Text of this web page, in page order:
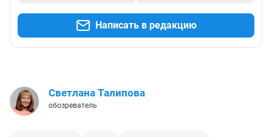
Написать в редакцию
Светлана Талипова
обозреватель